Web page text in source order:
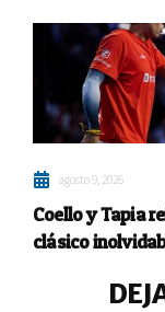
agosto 9, 2026
Coello y Tapia
clásico